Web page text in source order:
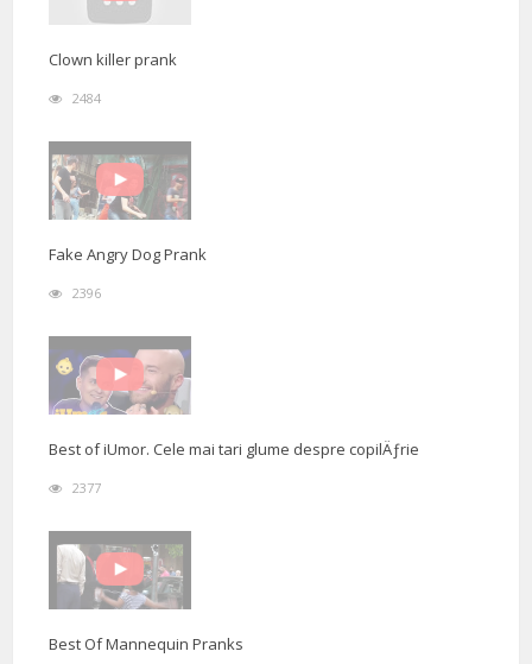
Clown killer prank
2484
Fake Angry Dog Prank
2396
Best of iUmor. Cele mai tari glume despre copilÄƒrie
2377
Best Of Mannequin Pranks